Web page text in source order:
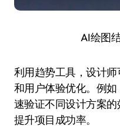
AI绘图
利用趋势工具，设计
和用户体验优化。例
速验证不同设计方案的
提升项目成功率。